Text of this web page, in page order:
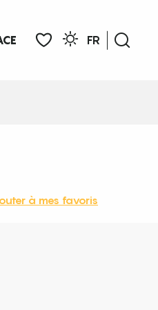
FR
aux favoris
à mes favoris